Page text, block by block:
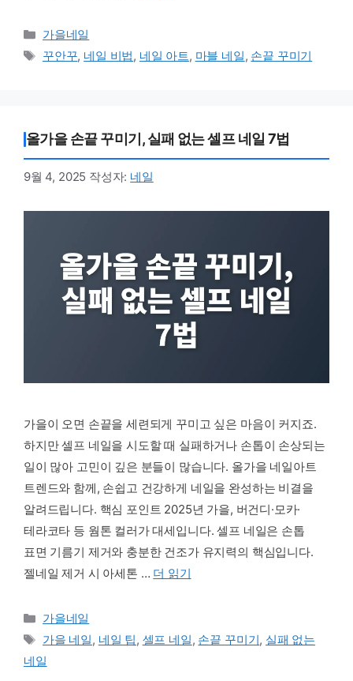
카테고리
가을네일
태그
꾸안꾸, 네일 비법, 네일 아트, 마블 네일, 손끝 꾸미기
올가을 손끝 꾸미기, 실패 없는 셀프 네일 7법
9월 4, 2025 작성자: 네일
가을이 오면 손끝을 세련되게 꾸미고 싶은 마음이 커지죠.
하지만 셀프 네일을 시도할 때 실패하거나 손톱이 손상되는
일이 많아 고민이 깊은 분들이 많습니다. 올가을 네일아트
트렌드와 함께, 손쉽고 건강하게 네일을 완성하는 비결을
알려드립니다. 핵심 포인트 2025년 가을, 버건디·모카·
테라코타 등 웜톤 컬러가 대세입니다. 셀프 네일은 손톱
표면 기름기 제거와 충분한 건조가 유지력의 핵심입니다.
젤네일 제거 시 아세톤 … 더 읽기
카테고리
가을네일
태그
가을 네일, 네일 팁, 셀프 네일, 손끝 꾸미기, 실패 없는
네일